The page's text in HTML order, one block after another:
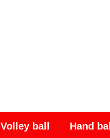
Volley ball Hand